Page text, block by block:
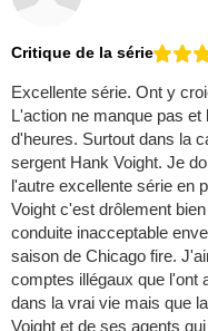
Critique de la série
Excellente série. Ont y
L'action ne manque pas
d'heures. Surtout dans la
sergent Hank Voight. Je
l'autre excellente série en
Voight c'est drôlement
conduite inacceptable
saison de Chicago fire.
comptes illégaux que l'ont
dans la vrai vie mais que
Voight et de ses agents